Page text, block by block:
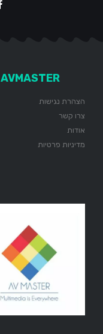
AVMASTER
הצהרת נגישות
צרו קשר
אודות
מדיניות פרטיות